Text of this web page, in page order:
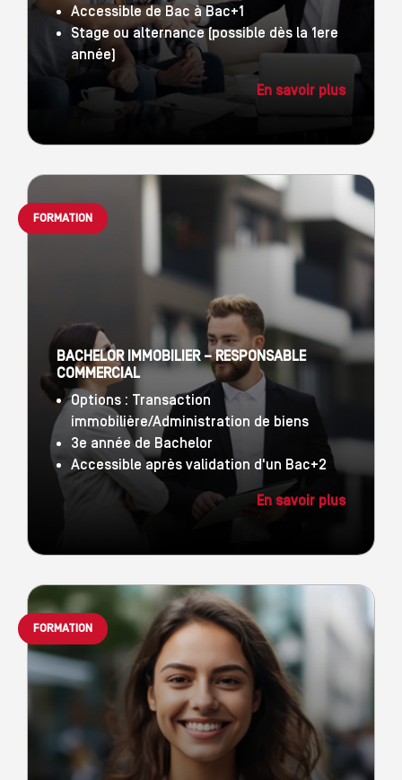
Accessible de Bac à Bac+1
Stage ou alternance (possible dès la 1ere
année)
En savoir plus
BACHELOR IMMOBILIER – RESPONSABLE
COMMERCIAL
Options : Transaction
immobilière/Administration de biens
3e année de Bachelor
Accessible après validation d'un Bac+2
En savoir plus
FORMATION
FORMATION